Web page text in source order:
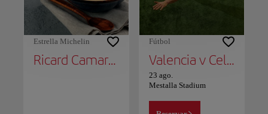
Estrella Michelin
Ricard Camarena
Fútbol
Valencia v Celta Vigo
23 ago.
Mestalla Stadium